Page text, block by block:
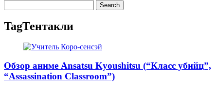
TagТентакли
Обзор аниме Ansatsu Kyoushitsu (“Класс убийц”,
“Assassination Classroom”)